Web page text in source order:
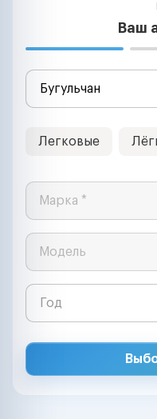
Ваш
Легковые
Марка *
Модель